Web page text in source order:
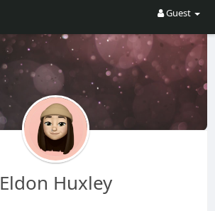
Guest
Eldon Huxley